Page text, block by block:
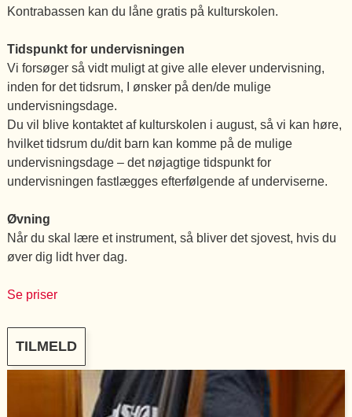
Kontrabassen kan du låne gratis på kulturskolen.
Tidspunkt for undervisningen
Vi forsøger så vidt muligt at give alle elever undervisning,
inden for det tidsrum, I ønsker på den/de mulige
undervisningsdage.
Du vil blive kontaktet af kulturskolen i august, så vi kan høre,
hvilket tidsrum du/dit barn kan komme på de mulige
undervisningsdage – det nøjagtige tidspunkt for
undervisningen fastlægges efterfølgende af underviserne.
Øvning
Når du skal lære et instrument, så bliver det sjovest, hvis du
øver dig lidt hver dag.
Se priser
TILMELD